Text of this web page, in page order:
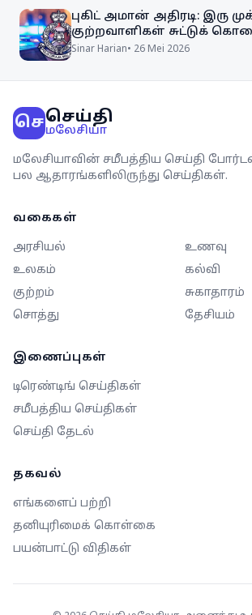
புகிட் அமான் அதிரடி: இரு
குற்றவாளிகள் சுட்டுக்
Sinar Harian• 26 Mei 2026
செசெய்தி
மலேசியா
மலேசியாவின் சமீபத்திய செய்தி
பல ஆதாரங்களிலிருந்து செய்திகள்.
வகைகள்
அரசியல்
உணவு
உலகம்
கல்வி
குற்றம்
சுகாதாரம்
சொத்து
தேசியம்
இணைப்புகள்
டிரெண்டிங் செய்திகள்
சமீபத்திய செய்திகள்
செய்தி தேடல்
தகவல்
எங்களைப் பற்றி
தனியுரிமைக் கொள்கை
பயன்பாட்டு விதிகள்